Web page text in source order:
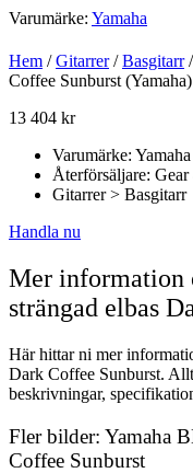
Varumärke: Yamaha
Hem /Gitarrer/Basgitarr/
Coffee Sunburst (Yamaha)
13 404 kr
Varumärke: Yamaha
Återförsäljare:
Gitarrer > Basgitarr
Handla nu
Mer information
strängad elbas
Här hittar ni mer
Dark Coffee Sunburst.
beskrivningar,
Fler bilder: Yamaha
Coffee Sunburst